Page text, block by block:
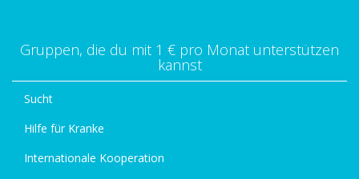
Gruppen, die du mit 1 € pro Monat unterstützen
kannst
Sucht
Hilfe für Kranke
Internationale Kooperation